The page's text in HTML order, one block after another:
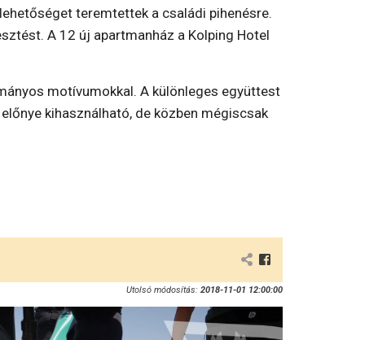
teremtettek a családi pihenésre.
A 12 új apartmanház a Kolping Hotel
motívumokkal. A különleges együttest
kihasználható, de közben mégiscsak
Utolsó módosítás: 2018-11-01 12:00:00